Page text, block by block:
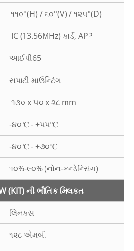
૧૧૦°(H) / ૬૦°(V) / ૧૨૫°(D)
IC (13.56MHz) કાર્ડ, APP
આઈપી65
સપાટી માઉન્ટિંગ
૧૩૦ x ૫૦ x ૨૮ mm
-૪૦℃ - +૫૫℃
-૪૦℃ - +૭૦℃
૧૦%-૯૦% (નોન-કન્ડેન્સિંગ)
(KIT) ની ભૌતિક મિલકત
લિનક્સ
૧૨૮ એમબી